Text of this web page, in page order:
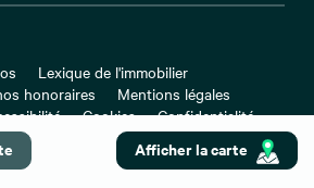
Afficher la carte
Lexique de l'immobilier
honoraires
Mentions légales
Cookies
Confidentialité
Préférences des cookies